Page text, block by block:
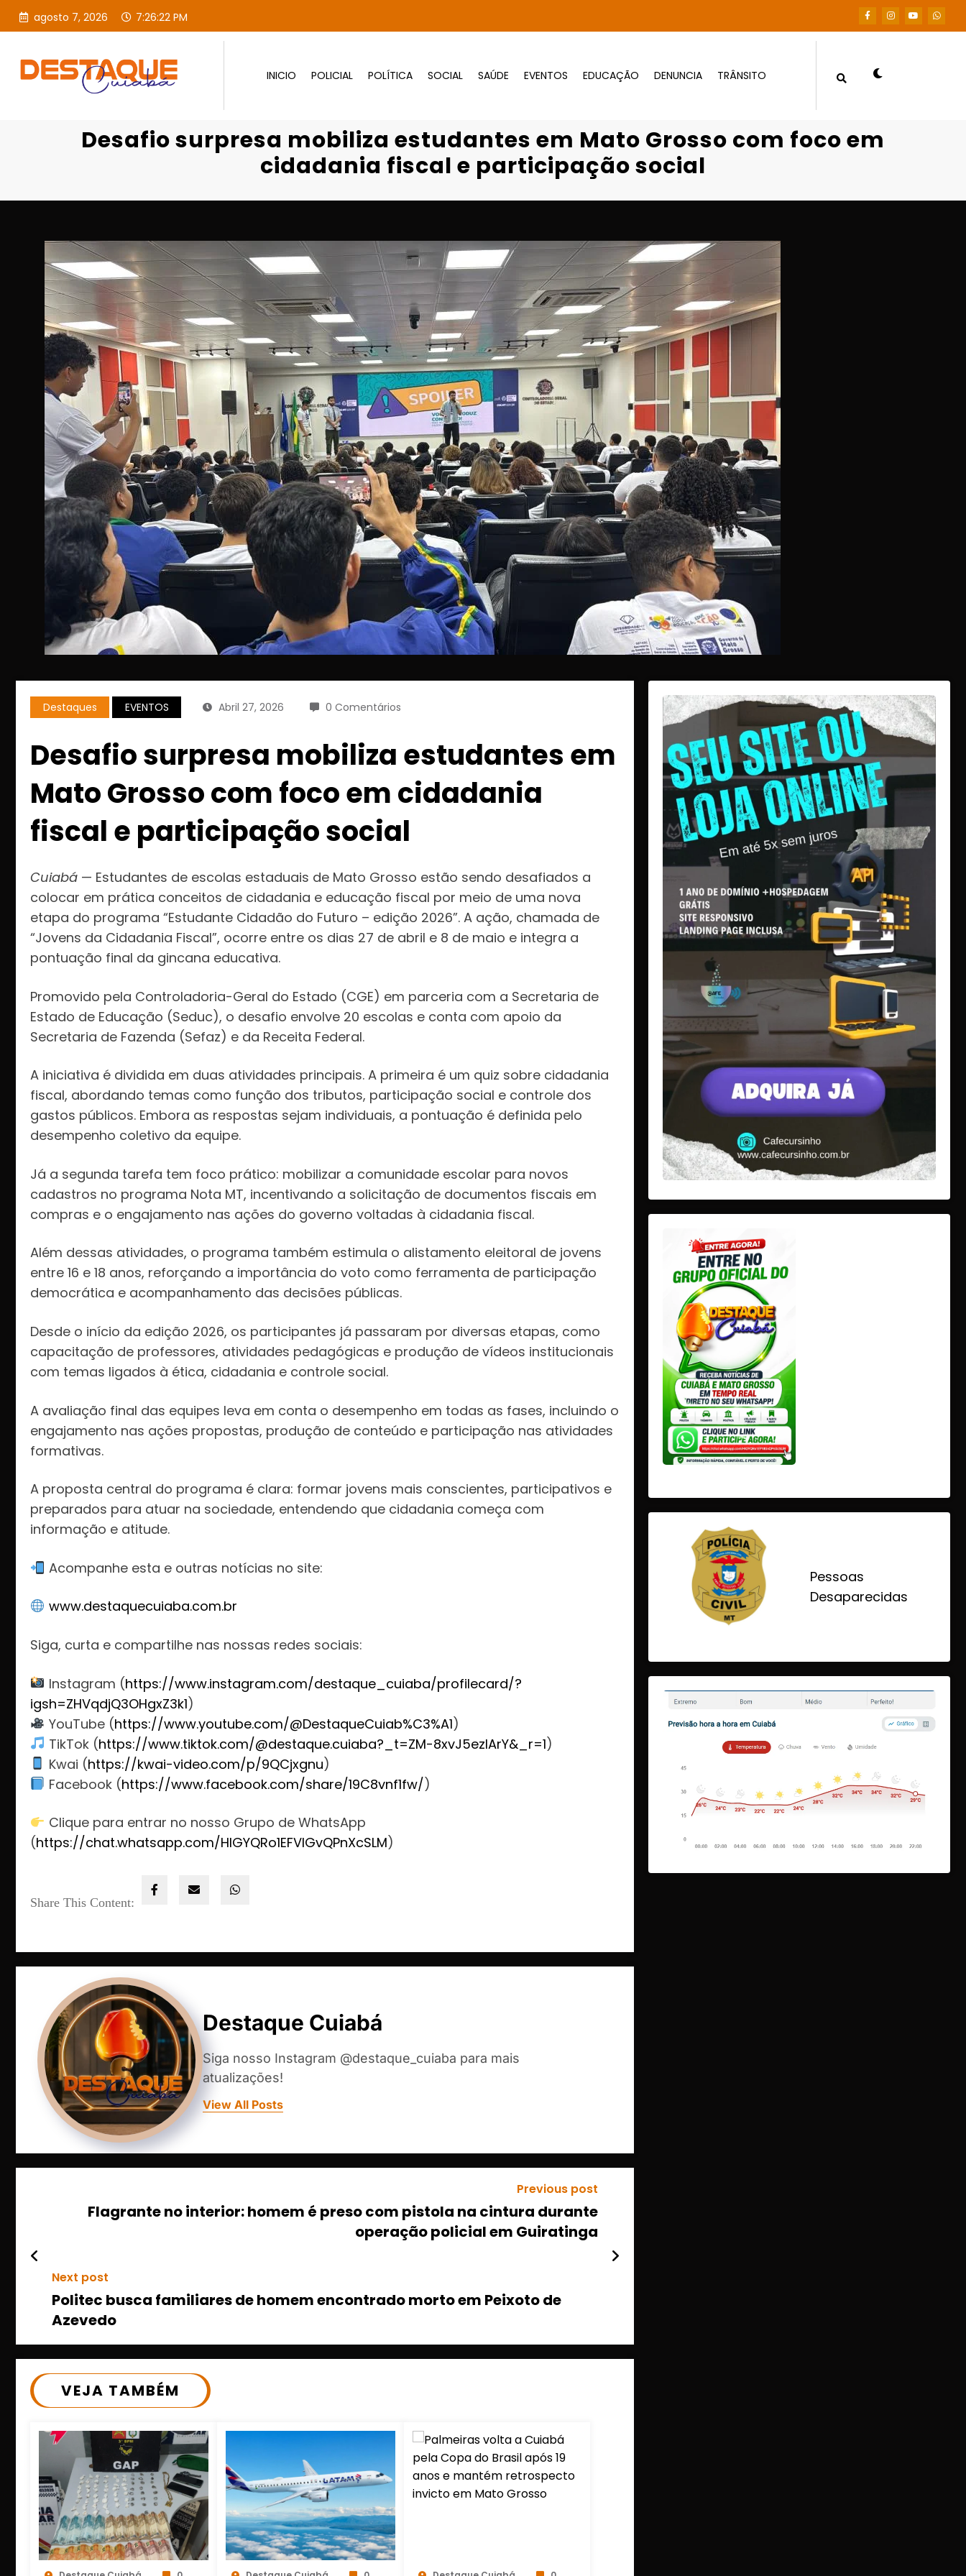
agosto 7, 2026 7:26:23 PM
INICIO POLICIAL POLÍTICA SOCIAL SAÚDE EVENTOS EDUCAÇÃO DENUNCIA TRÂNSITO
Desafio surpresa mobiliza estudantes em Mato Grosso com foco em
cidadania fiscal e participação social
Destaques EVENTOS Abril 27, 2026 0 Comentários
Desafio surpresa mobiliza estudantes em
Mato Grosso com foco em cidadania
fiscal e participação social
Cuiabá — Estudantes de escolas estaduais de Mato Grosso estão sendo desafiados a
colocar em prática conceitos de cidadania e educação fiscal por meio de uma nova
etapa do programa “Estudante Cidadão do Futuro – edição 2026”. A ação, chamada de
“Jovens da Cidadania Fiscal”, ocorre entre os dias 27 de abril e 8 de maio e integra a
pontuação final da gincana educativa.
Promovido pela Controladoria-Geral do Estado (CGE) em parceria com a Secretaria de
Estado de Educação (Seduc), o desafio envolve 20 escolas e conta com apoio da
Secretaria de Fazenda (Sefaz) e da Receita Federal.
A iniciativa é dividida em duas atividades principais. A primeira é um quiz sobre cidadania
fiscal, abordando temas como função dos tributos, participação social e controle dos
gastos públicos. Embora as respostas sejam individuais, a pontuação é definida pelo
desempenho coletivo da equipe.
Já a segunda tarefa tem foco prático: mobilizar a comunidade escolar para novos
cadastros no programa Nota MT, incentivando a solicitação de documentos fiscais em
compras e o engajamento nas ações do governo voltadas à cidadania fiscal.
Além dessas atividades, o programa também estimula o alistamento eleitoral de jovens
entre 16 e 18 anos, reforçando a importância do voto como ferramenta de participação
democrática e acompanhamento das decisões públicas.
Desde o início da edição 2026, os participantes já passaram por diversas etapas, como
capacitação de professores, atividades pedagógicas e produção de vídeos institucionais
com temas ligados à ética, cidadania e controle social.
A avaliação final das equipes leva em conta o desempenho em todas as fases, incluindo o
engajamento nas ações propostas, produção de conteúdo e participação nas atividades
formativas.
A proposta central do programa é clara: formar jovens mais conscientes, participativos e
preparados para atuar na sociedade, entendendo que cidadania começa com
informação e atitude.
Acompanhe esta e outras notícias no site:
www.destaquecuiaba.com.br
Siga, curta e compartilhe nas nossas redes sociais:
Instagram (https://www.instagram.com/destaque_cuiaba/profilecard/?
igsh=ZHVqdjQ3OHgxZ3k1)
YouTube (https://www.youtube.com/@DestaqueCuiab%C3%A1)
TikTok (https://www.tiktok.com/@destaque.cuiaba?_t=ZM-8xvJ5ezlArY&_r=1)
Kwai (https://kwai-video.com/p/9QCjxgnu)
Facebook (https://www.facebook.com/share/19C8vnf1fw/)
Clique para entrar no nosso Grupo de WhatsApp
(https://chat.whatsapp.com/HlGYQRo1EFVIGvQPnXcSLM)
Share This Content:
Destaque Cuiabá
Siga nosso Instagram @destaque_cuiaba para mais
atualizações!
View All Posts
Previous post
Flagrante no interior: homem é preso com pistola na cintura durante
operação policial em Guiratinga
Next post
Politec busca familiares de homem encontrado morto em Peixoto de
Azevedo
VEJA TAMBÉM
Pessoas
Desaparecidas